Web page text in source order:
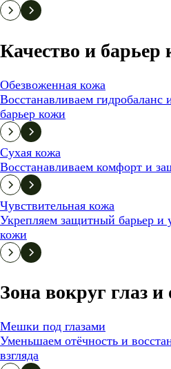
Качество и барьер
Обезвоженная кожа
Восстанавливаем
барьер кожи
Сухая кожа
Восстанавливаем комфорт и
Чувствительная кожа
Укрепляем защитный барьер и
кожи
Зона вокруг глаз и
Мешки под глазами
Уменьшаем отёчность и
взгляда